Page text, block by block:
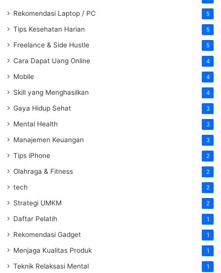
Rekomendasi Laptop / PC 5
Tips Kesehatan Harian 5
Freelance & Side Hustle 5
Cara Dapat Uang Online 4
Mobile 4
Skill yang Menghasilkan 4
Gaya Hidup Sehat 3
Mental Health 3
Manajemen Keuangan 3
Tips iPhone 2
Olahraga & Fitness 2
tech 2
Strategi UMKM 2
Daftar Pelatih 1
Rekomendasi Gadget 1
Menjaga Kualitas Produk 1
Teknik Relaksasi Mental 1